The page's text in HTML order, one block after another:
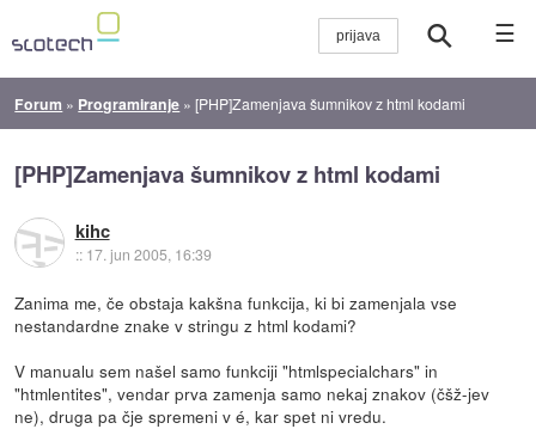
☰
Forum » Programiranje »[PHP]Zamenjava šumnikov z html kodami
[PHP]Zamenjava šumnikov z html kodami
kihc
:: 17. jun 2005, 16:39
Zanima me, če obstaja kakšna funkcija, ki bi zamenjala vse
nestandardne znake v stringu z html kodami?
V manualu sem našel samo funkciji "htmlspecialchars" in
"htmlentites", vendar prva zamenja samo nekaj znakov (čšž-jev
ne), druga pa čje spremeni v é, kar spet ni vredu.